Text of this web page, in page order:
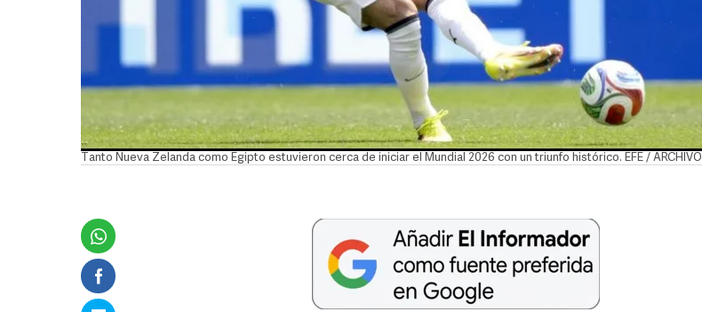
Tanto Nueva Zelanda como Egipto estuvieron cerca de iniciar el Mundial 2026 con un triunfo histórico. EFE / ARCHIVO